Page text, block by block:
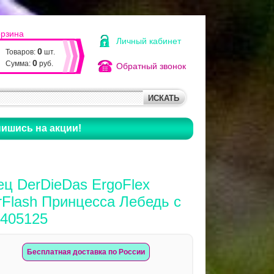
Личный кабинет
Обратный звонок
Товаров: 0 шт.
Сумма: 0 руб.
на акции!
DerDieDas ErgoFlex
Принцесса Лебедь с
Бесплатная доставка по России